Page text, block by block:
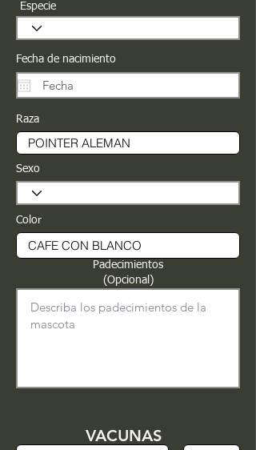
Especie
Fecha de nacimiento
Raza
Sexo
Color
Padecimientos
(Opcional)
VACUNAS